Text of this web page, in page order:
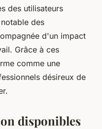
des utilisateurs
des
d'un impact
Grâce à ces
comme une
désireux de
disponibles